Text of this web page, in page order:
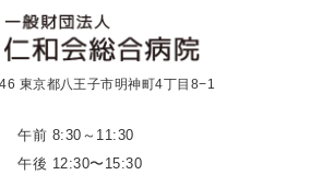
東京都八王子市明神町4丁目8−1
午前 8:30～11:30
午後 12:30〜15:30